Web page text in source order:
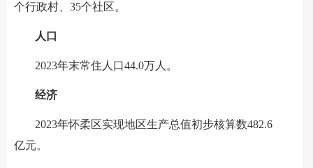
个行政村、35个社区。
人口
2023年末常住人口44.0万人。
经济
2023年怀柔区实现地区生产总值初步核算数482.6
亿元。